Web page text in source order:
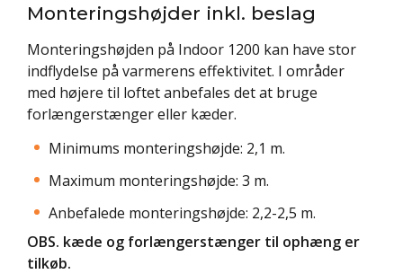
Monteringshøjder inkl. beslag
Monteringshøjden på Indoor 1200 kan have stor
indflydelse på varmerens effektivitet. I områder
med højere til loftet anbefales det at bruge
forlængerstænger eller kæder.
Minimums monteringshøjde: 2,1 m.
Maximum monteringshøjde: 3 m.
Anbefalede monteringshøjde: 2,2-2,5 m.
OBS. kæde og forlængerstænger til ophæng er
tilkøb.